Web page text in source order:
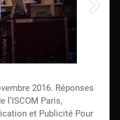
2016. Réponses
l’ISCOM Paris,
et Publicité Pour